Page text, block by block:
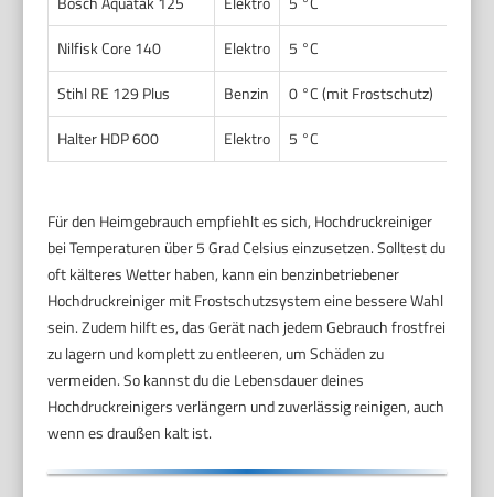
Nilfisk Core 140
Elektro
5 °C
Stihl RE 129 Plus
Benzin
0 °C (mit Frostschutz)
Halter HDP 600
Elektro 5 °C
Für den Heimgebrauch empfiehlt es sich, Hochdruckreiniger
bei Temperaturen über 5 Grad Celsius einzusetzen. Solltest du
oft kälteres Wetter haben, kann ein benzinbetriebener
Hochdruckreiniger mit Frostschutzsystem eine bessere Wahl
sein. Zudem hilft es, das Gerät nach jedem Gebrauch frostfrei
zu lagern und komplett zu entleeren, um Schäden zu
vermeiden. So kannst du die Lebensdauer deines
Hochdruckreinigers verlängern und zuverlässig reinigen, auch
wenn es draußen kalt ist.